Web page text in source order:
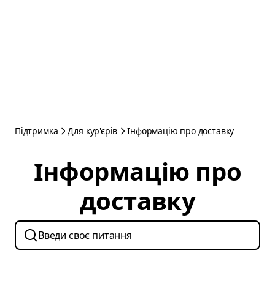
Підтримка Для кур'єрів Інформацію про доставку
Інформацію про
доставку